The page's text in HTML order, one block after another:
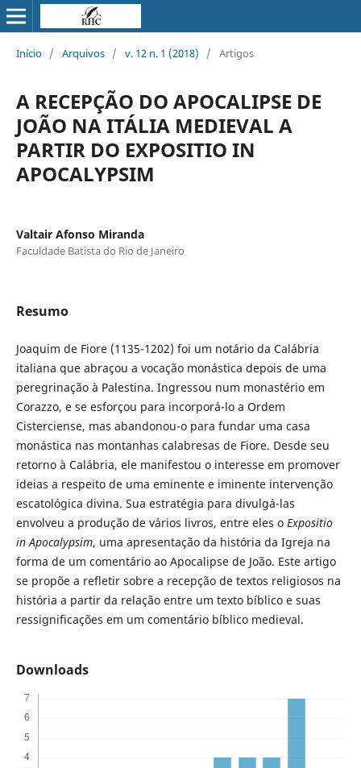
Início / Arquivos / v. 12 n. 1 (2018) / Artigos
A RECEPÇÃO DO APOCALIPSE DE
JOÃO NA ITÁLIA MEDIEVAL A
PARTIR DO EXPOSITIO IN
APOCALYPSIM
Valtair Afonso Miranda
Faculdade Batista do Rio de Janeiro
Resumo
Joaquim de Fiore (1135-1202) foi um notário da Calábria
italiana que abraçou a vocação monástica depois de uma
peregrinação à Palestina. Ingressou num monastério em
Corazzo, e se esforçou para incorporá-lo a Ordem
Cisterciense, mas abandonou-o para fundar uma casa
monástica nas montanhas calabresas de Fiore. Desde seu
retorno à Calábria, ele manifestou o interesse em promover
ideias a respeito de uma eminente e iminente intervenção
escatológica divina. Sua estratégia para divulgá-las
envolveu a produção de vários livros, entre eles o Expositio
in Apocalypsim, uma apresentação da história da Igreja na
forma de um comentário ao Apocalipse de João. Este artigo
se propõe a refletir sobre a recepção de textos religiosos na
história a partir da relação entre um texto bíblico e suas
ressignificações em um comentário bíblico medieval.
Downloads